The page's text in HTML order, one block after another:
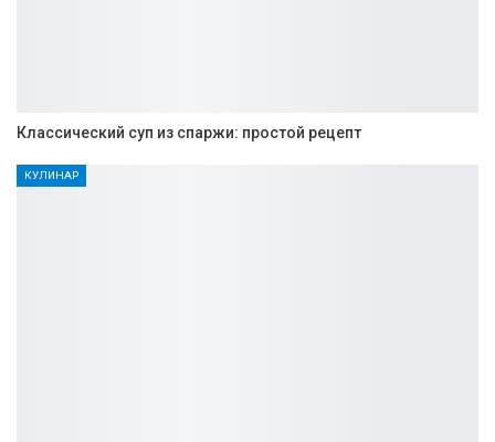
Классический суп из спаржи: простой рецепт
КУЛИНАР